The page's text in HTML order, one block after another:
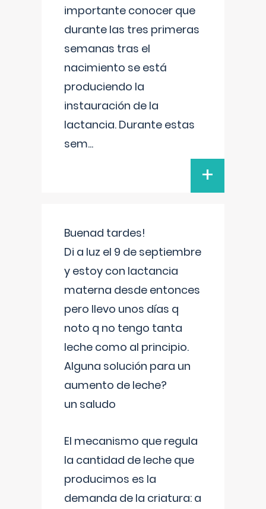
importante conocer que
durante las tres primeras
semanas tras el
nacimiento se está
produciendo la
instauración de la
lactancia. Durante estas
sem...
+
Buenad tardes!
Di a luz el 9 de septiembre
y estoy con lactancia
materna desde entonces
pero llevo unos días q
noto q no tengo tanta
leche como al principio.
Alguna solución para un
aumento de leche?
un saludo
El mecanismo que regula
la cantidad de leche que
producimos es la
demanda de la criatura: a